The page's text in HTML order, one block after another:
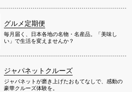
グルメ定期便
毎月届く、日本各地の名物・名産品。「美味し
い」で生活を変えませんか？
ジャパネットクルーズ
ジャパネットが磨き上げたおもてなしで、感動の
豪華クルーズ体験を。